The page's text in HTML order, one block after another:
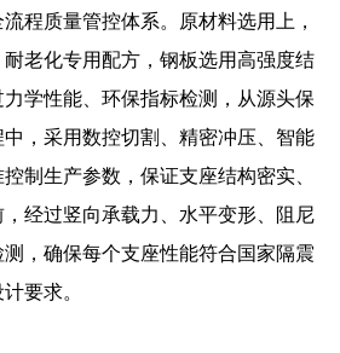
程质量管控体系。原材料选用上，
老化专用配方，钢板选用高强度结
学性能、环保指标检测，从源头保
，采用数控切割、精密冲压、智能
制生产参数，保证支座结构密实、
经过竖向承载力、水平变形、阻尼
，确保每个支座性能符合国家隔震
要求。